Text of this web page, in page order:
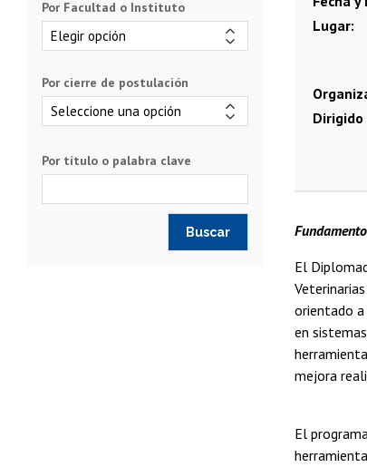
Lugar
Dirigido
El
orientado
en
mejora
El
Por Facultad o Instituto
Por cierre de postulación
Por título o palabra clave